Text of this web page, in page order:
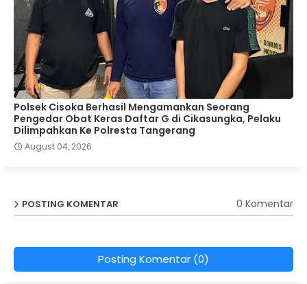
Polsek Cisoka Berhasil Mengamankan Seorang
Pengedar Obat Keras Daftar G di Cikasungka, Pelaku
Dilimpahkan Ke Polresta Tangerang
August 04, 2026
POSTING KOMENTAR 0 Komentar
Posting Komentar (0)